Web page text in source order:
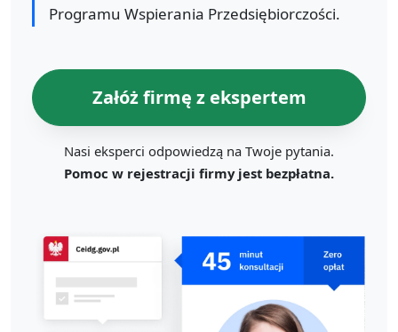
Programu Wspierania Przedsiębiorczości.
Załóż firmę z ekspertem
Nasi eksperci odpowiedzą na Twoje pytania.
Pomoc w rejestracji firmy jest bezpłatna.